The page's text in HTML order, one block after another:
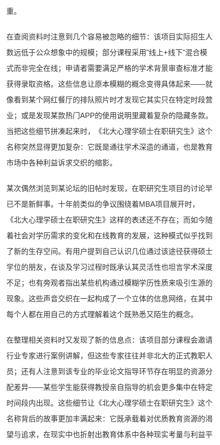
重。
在查阅资料时注意到几个容易被忽略的细节：该项目实际招生人
数远低于公众想象中的规模；部分课程采用"线上+线下"混合模
式而非完全在线；申请者需要满足严格的学术背景审查标准才能
获得录取资格。这些信息让原本模糊的概念变得具体起来——就
像看到某个网红餐厅的排队照片时才发现它其实只在特定时段营
业；或是发现某款热门APP的使用说明里藏着复杂的隐藏条款。
当把这些细节拼凑起来时，《北大心理学硕士在职研究生》这个
名称突然显得更加复杂：它既是通往学术深造的通道，也是教育
市场中各种利益诉求交织的缩影。
某次偶然浏览到某论坛的旧帖时发现，在职研究生项目的讨论早
已不是新鲜事。十年前类似的争议围绕着MBA项目展开时，
《北大心理学硕士在职研究生》这样的表述还不存在；而如今随
着社会对学历需求的变化和在线教育的发展，这种模式似乎找到
了新的生存空间。有用户提到自己认识几位通过该途径获得硕士
学位的朋友，在谈及学习过程时既承认其灵活性也坦言学术深度
不足；也有旁观者指出某些机构通过模糊学历性质来吸引生源的
现象。这些声音交织在一起构成了一个立体的信息网络，在其中
每个人都在用自己的方式理解着这个既熟悉又陌生的概念。
在整理相关资料时又发现了新的信息点：该项目部分课程会邀请
行业专家进行案例讲解，但这些专家往往并非北大的正式教职人
员；还有人注意到该专业的毕业论文指导环节存在明显的资源分
配差异——某些学生能获得教授亲自指导的机会更多集中在特定
时间段内出现。这些细节让《北大心理学硕士在职研究生》这个
名称背后的故事更加丰满起来：它既承载着对优质教育资源的渴
望与追求，在现实中也折射出教育体系中各种现实考量与利益平